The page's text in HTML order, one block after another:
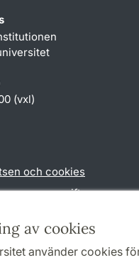
av cookies
använder cookies
(vxl)
och cookies
personuppgifter